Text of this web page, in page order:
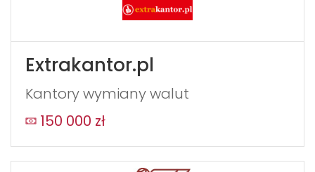
Extrakantor.pl
Kantory wymiany walut
150 000 zł